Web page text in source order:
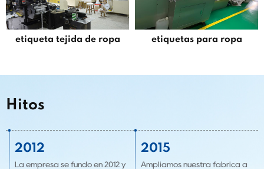
etiqueta tejida de ropa etiquetas para ropa
Hitos
2012
La empresa se fundó en 2012 y
2015
Ampliamos nuestra fábrica a